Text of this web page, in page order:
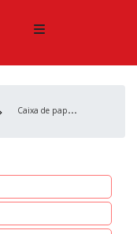
C
aixa de papelão para 6 garrafas